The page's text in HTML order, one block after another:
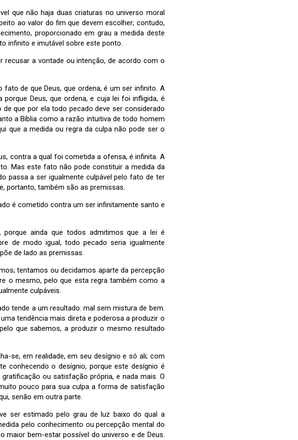
que não haja duas criaturas no universo moral
ao valor do fim que devem escolher; contudo,
proporcionado em grau a medida deste
infinito e imutável sobre este ponto.
recusar a vontade ou intenção, de acordo com o
de que Deus, que ordena, é um ser infinito. A
Deus, que ordena, e cuja lei foi infligida, é
que por ela todo pecado deve ser considerado
a Bíblia como a razão intuitiva de todo homem
que a medida ou regra da culpa não pode ser o
contra a qual foi cometida a ofensa, é infinita. A
Mas este fato não pode constituir a medida da
passa a ser igualmente culpável pelo fato de ter
portanto, também são as premissas.
é cometido contra um ser infinitamente santo e
ainda que todos admitimos que a lei é
de modo igual, todo pecado seria igualmente
de lado as premissas.
tentamos ou decidamos aparte da percepção
o mesmo, pelo que esta regra também como a
culpáveis.
tende a um resultado: mal sem mistura de bem.
tendência mais direta e poderosa a produzir o
que sabemos, a produzir o mesmo resultado
se, em realidade, em seu desígnio e só ali; com
conhecendo o desígnio, porque este desígnio é
ou satisfação própria, e nada mais. O
pouco para sua culpa a forma de satisfação
senão em outra parte.
ser estimado pelo grau de luz baixo do qual a
pelo conhecimento ou percepção mental do
maior bem-estar possível do universo e de Deus.